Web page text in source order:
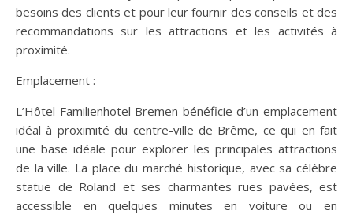
besoins des clients et pour leur fournir des conseils et des
recommandations sur les attractions et les activités à
proximité.
Emplacement :
L’Hôtel Familienhotel Bremen bénéficie d’un emplacement
idéal à proximité du centre-ville de Brême, ce qui en fait
une base idéale pour explorer les principales attractions
de la ville. La place du marché historique, avec sa célèbre
statue de Roland et ses charmantes rues pavées, est
accessible en quelques minutes en voiture ou en